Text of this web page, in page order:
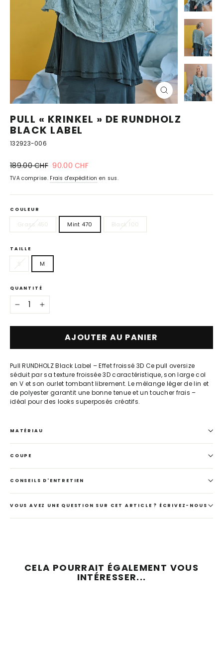
FERMER
(ESC)
PULL « KRINKEL » DE RUNDHOLZ
BLACK LABEL
132923-006
Prix
189.00 CHF prix
90.00 CHF
TVA comprise. Frais d'expédition en sus.
COULEUR
Grass 450 Mint 470 Black 100
TAILLE
S M
QUANTITÉ
+
AJOUTER AU PANIER
Pull RUNDHOLZ Black Label – Effet froissé 3D Ce pull oversize
séduit par sa texture froissée 3D caractéristique, son large col
en V et son ourlet tombant librement. Le mélange léger de lin et
de polyester garantit une bonne tenue et un toucher frais –
idéal pour des looks superposés créatifs.
MATÉRIAU
COUPE
CONSEILS D'ENTRETIEN
VOUS AVEZ UNE QUESTION SUR CET ARTICLE ? ÉCRIVEZ-NOUS
CELA POURRAIT ÉGALEMENT VOUS
INTÉRESSER...